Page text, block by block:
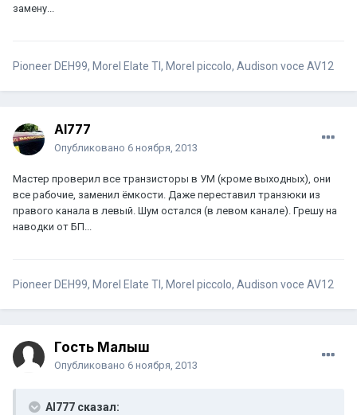
замену...
Pioneer DEH99, Morel Elate TI, Morel piccolo, Audison voce AV12
Al777
Опубликовано 6 ноября, 2013
Мастер проверил все транзисторы в УМ (кроме выходных), они
все рабочие, заменил ёмкости. Даже переставил транзюки из
правого канала в левый. Шум остался (в левом канале). Грешу на
наводки от БП...
Pioneer DEH99, Morel Elate TI, Morel piccolo, Audison voce AV12
Гость Малыш
Опубликовано 6 ноября, 2013
Al777 сказал: